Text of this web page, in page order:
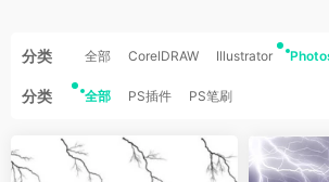
分类 全部 CorelDRAW Illustrator
分类 全部 PS插件 PS笔刷